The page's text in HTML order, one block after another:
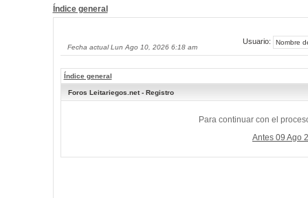
Índice general
Fecha actual Lun Ago 10, 2026 6:18 am
Usuario:
Índice general
Foros Leitariegos.net - Registro
Para continuar con el
Antes 09 Ago